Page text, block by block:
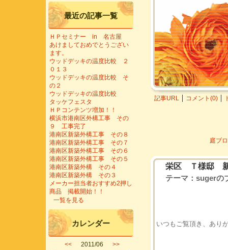
記事URL コメント(0)
庭ブ
栄区 Ｔ様邸 新
テーマ： sugerの
いつもご覧頂き、あり
最近の記事一覧
ＨＰセミナー in 名古屋
あけましておめでとうござい
ます。
ウッドデッキの温度比較 ２
０１３
ウッドデッキの温度比較 そ
の２
ウッドデッキの温度比較
タッケフェスタ
ＨＰコンテンツ増加！！
横浜市港南区外構工事 その
９ 工事完了
港南区新築外構工事 その８
港南区新築外構工事 その７
港南区新築外構工事 その６
港南区新築外構工事 その５
港南区新築外構 その４
港南区新築外構 その３
メーカー担当者おすすめ2押し
商品 掲載開始！！
一覧を見る
カレンダー
<< 2011/06 >>